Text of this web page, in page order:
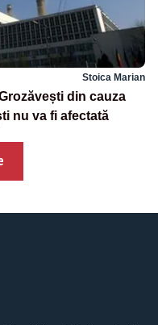
Stoica Marian
din cauza
nu va fi afectată